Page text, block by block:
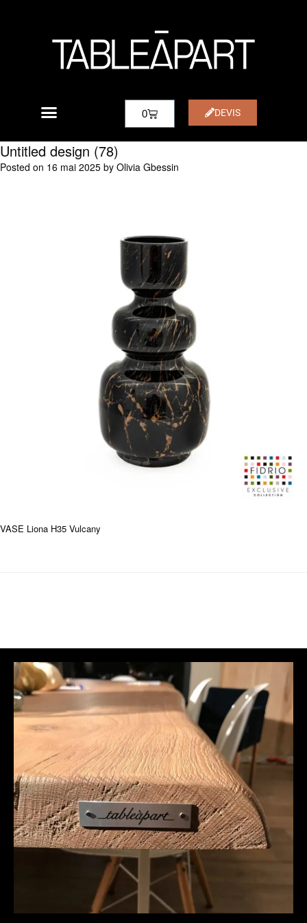
0 DEVIS
Untitled design (78)
Posted on 16 mai 2025 by Olivia Gbessin
VASE Liona H35 Vulcany